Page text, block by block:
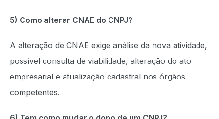
5) Como alterar CNAE do CNPJ?
A alteração de CNAE exige análise da nova atividade,
possível consulta de viabilidade, alteração do ato
empresarial e atualização cadastral nos órgãos
competentes.